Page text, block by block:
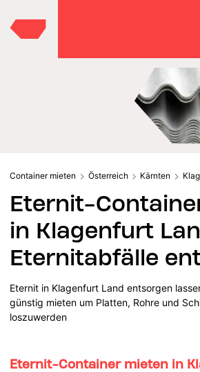
Container mieten Österreich Kärnten
Eternit-
in Klagenfurt
Eternitabfälle
Eternit in Klagenfurt Land entsorgen
günstig mieten um Platten, Rohre und
loszuwerden
Eternit-Container mieten in